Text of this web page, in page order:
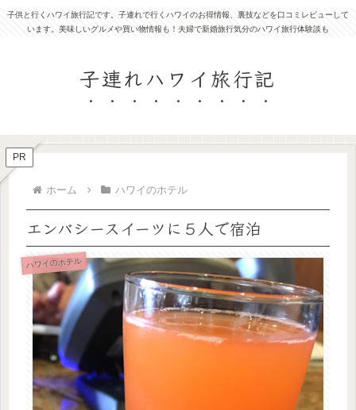
子供と行くハワイ旅行記です。子連れで行くハワイのお得情報、裏技などを口コミレビューして
います。美味しいグルメや買い物情報も！夫婦で新婚旅行気分のハワイ旅行体験談も
子連れハワイ旅行記
PR
ホーム ハワイのホテル
エンバシースイーツに５人で宿泊
ハワイのホテル